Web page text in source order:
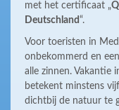
met het certificaat „
Deutschland“.
Voor toeristen in
onbekommerd en
alle zinnen. Vakantie
betekent minstens
dichtbij de natuur te